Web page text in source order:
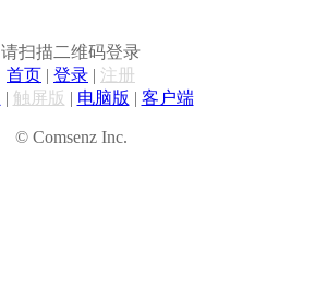
请扫描二维码登录
首页 | 登录 | 注册
| 触屏版 | 电脑版 | 客户端
© Comsenz Inc.